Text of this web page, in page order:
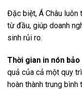
Đặc biệt, Á Châu luôn
từ đầu, giúp doanh
sinh rủi ro.
Thời gian in nón bảo
quả của cả một quy
hoàn thành trung bình